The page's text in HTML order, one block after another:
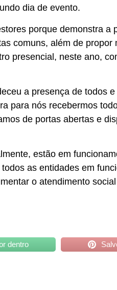
dia de evento.
porque demonstra a
comuns, além de propor
presencial, neste ano,
a presença de todos
para nós recebermos
de portas abertas e
estão em
as entidades em
o atendimento
dentro